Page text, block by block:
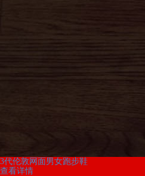
3代伦敦网面男女跑步鞋
查看详情